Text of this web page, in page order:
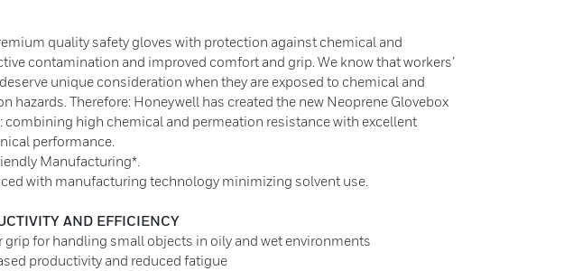
quality safety gloves with protection against chemical and
contamination and improved comfort and grip. We know that workers’
unique consideration when they are exposed to chemical and
hazards. Therefore: Honeywell has created the new Neoprene Glovebox
combining high chemical and permeation resistance with excellent
performance.
Manufacturing*.
with manufacturing technology minimizing solvent use.
AND EFFICIENCY
grip for handling small objects in oily and wet environments
productivity and reduced fatigue